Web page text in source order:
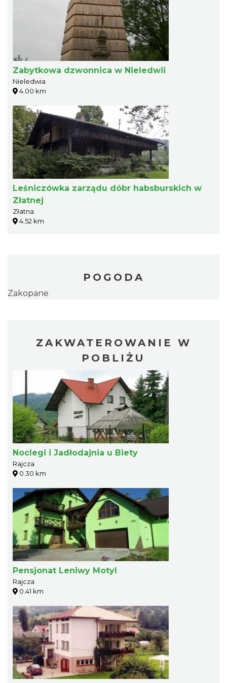
Zabytkowa dzwonnica w Nieledwii
Nieledwia
4.00 km
Leśniczówka zarządu dóbr habsburskich w
Złatnej
Złatna
4.52 km
POGODA
Zakopane
ZAKWATEROWANIE W
POBLIŻU
Noclegi i Jadłodajnia u Biety
Rajcza
0.30 km
Pensjonat Leniwy Motyl
Rajcza
0.41 km